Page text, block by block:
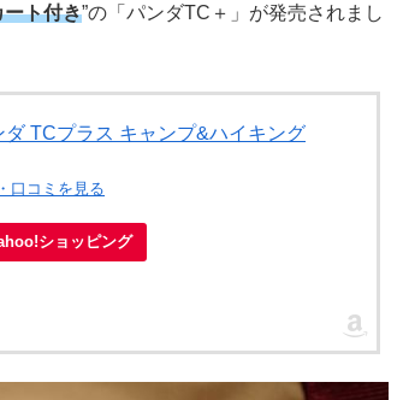
ート付き”の「パンダTC＋」が発売されまし
TCプラス キャンプ&ハイキング
口コミを見る
ショッピング